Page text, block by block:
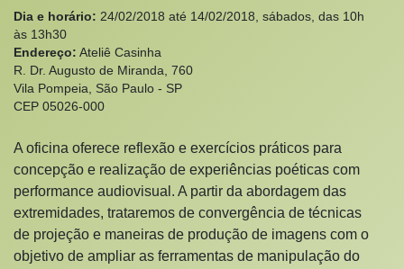
Dia e horário: 24/02/2018 até 14/02/2018, sábados, das 10h
às 13h30
Endereço: Ateliê Casinha
R. Dr. Augusto de Miranda, 760
Vila Pompeia, São Paulo - SP
CEP 05026-000
A oficina oferece reflexão e exercícios práticos para
concepção e realização de experiências poéticas com
performance audiovisual. A partir da abordagem das
extremidades, trataremos de convergência de técnicas
de projeção e maneiras de produção de imagens com o
objetivo de ampliar as ferramentas de manipulação do